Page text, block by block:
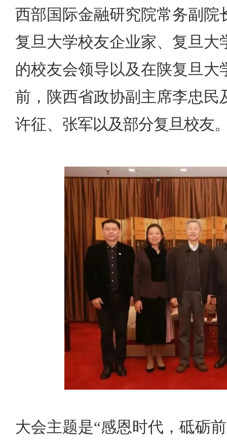
西部国际金融研究院常务副
复旦大学校友企业家、复旦
的校友会领导以及在陕复旦
前，陕西省政协副主席李忠
许征、 张军以及部分复旦校友
大会主题是“感恩时代，砥砺